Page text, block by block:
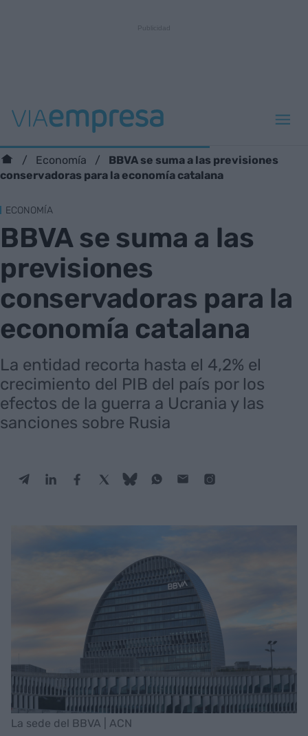
Economía
BBVA se suma a las previsiones
conservadoras para la economía catalana
ECONOMÍA
BBVA se suma a las
previsiones
conservadoras para la
economía catalana
La entidad recorta hasta el 4,2% el
crecimiento del PIB del país por los
efectos de la guerra a Ucrania y las
sanciones sobre Rusia
La sede del BBVA | ACN